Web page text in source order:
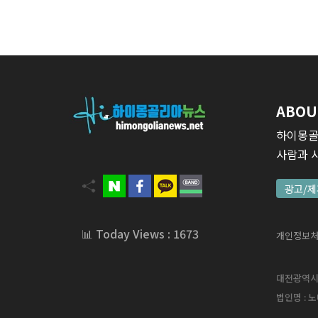
📊 Today Views : 1673
하이몽
사람과
광고/
개인정보
대전광역
법인명 :